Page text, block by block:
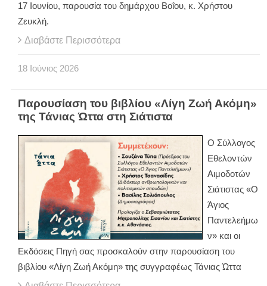
17 Ιουνίου, παρουσία του δημάρχου Βοΐου, κ. Χρήστου
Ζευκλή.
Διαβάστε Περισσότερα
18 Ιούνιος 2026
Παρουσίαση του βιβλίου «Λίγη Ζωή Ακόμη»
της Τάνιας Ώττα στη Σιάτιστα
Ο Σύλλογος
Εθελοντών
Αιμοδοτών
Σιάτιστας «Ο
Άγιος
Παντελεήμω
ν» και οι
Εκδόσεις Πηγή σας προσκαλούν στην παρουσίαση του
βιβλίου «Λίγη Ζωή Ακόμη» της συγγραφέως Τάνιας Ώττα